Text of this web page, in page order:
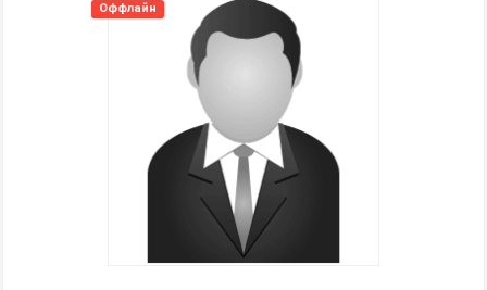
Оффлайн